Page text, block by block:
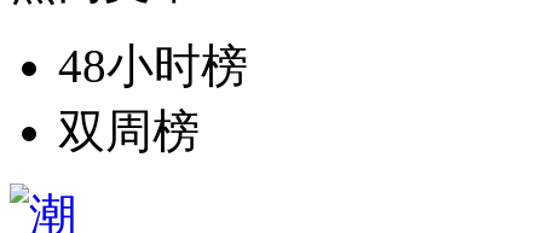
48小时榜
双周榜